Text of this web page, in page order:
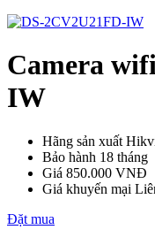
Camera
IW
Hãng sản xuất
Bảo hành 18 tháng
Giá 850.000 VNĐ
Giá khuyến mại
Đặt mua